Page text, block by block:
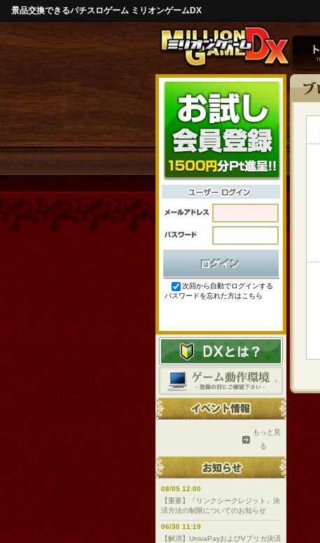
景品交換できるパチスロゲーム ミリオンゲームDX
次回から自動でログインする
パスワードを忘れた方はこちら
もっと見
る
08/05 12:00
【重要】「リンクシークレジット」決
済方法の制限についてのお知らせ
06/30 11:19
【解消】UnivaPayおよびVプリカ決済